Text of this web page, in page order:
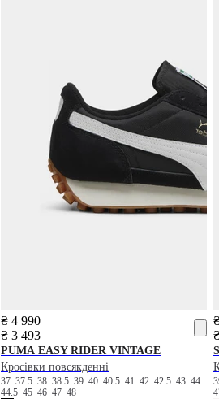
₴ 4 990
₴ 3 493
PUMA EASY RIDER VINTAGE
Кросівки повсякденні
37 37.5 38 38.5 39 40 40.5 41 42 42.5 43 44
44.5 45 46 47 48